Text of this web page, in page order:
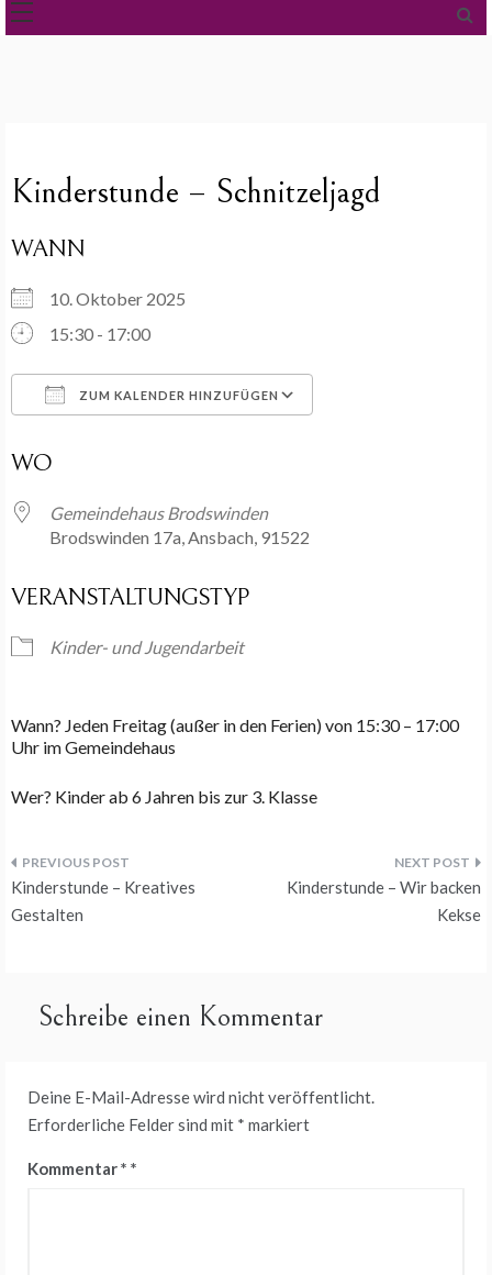
Kinderstunde – Schnitzeljagd
WANN
10. Oktober 2025
15:30 - 17:00
ZUM KALENDER HINZUFÜGEN
WO
Gemeindehaus Brodswinden
Brodswinden 17a, Ansbach, 91522
VERANSTALTUNGSTYP
Kinder- und Jugendarbeit
Wann? Jeden Freitag (außer in den Ferien) von 15:30 – 17:00
Uhr im Gemeindehaus
Wer? Kinder ab 6 Jahren bis zur 3. Klasse
Beitragsnavigation
Kinderstunde – Kreatives
Gestalten
Kinderstunde – Wir backen
Kekse
Schreibe einen Kommentar
Deine E-Mail-Adresse wird nicht veröffentlicht.
Erforderliche Felder sind mit * markiert
Kommentar*